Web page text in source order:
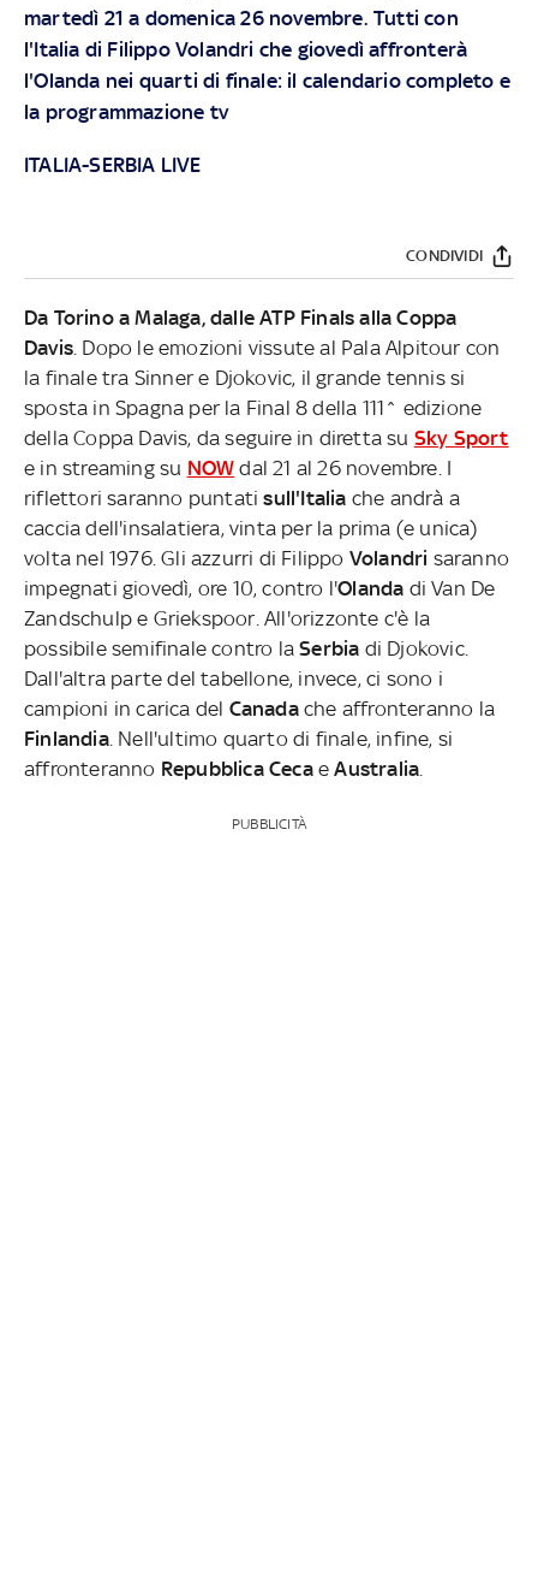
martedì 21 a domenica 26 novembre. Tutti con
l'Italia di Filippo Volandri che giovedì affronterà
l'Olanda nei quarti di finale: il calendario completo e
la programmazione tv
ITALIA-SERBIA LIVE
CONDIVIDI
Da Torino a Malaga, dalle ATP Finals alla Coppa
Davis . Dopo le emozioni vissute al Pala Alpitour con
la finale tra Sinner e Djokovic, il grande tennis si
sposta in Spagna per la Final 8 della 111^ edizione
della Coppa Davis, da seguire in diretta su Sky Sport
e in streaming su NOW dal 21 al 26 novembre. I
riflettori saranno puntati sull'Italia che andrà a
caccia dell'insalatiera, vinta per la prima (e unica)
volta nel 1976. Gli azzurri di Filippo Volandri saranno
impegnati giovedì, ore 10, contro l'Olanda di Van De
Zandschulp e Griekspoor. All'orizzonte c'è la
possibile semifinale contro laSerbia di Djokovic.
Dall'altra parte del tabellone, invece, ci sono i
campioni in carica del Canadache affronteranno la
Finlandia. Nell'ultimo quarto di finale, infine, si
affronteranno Repubblica CecaeAustralia
PUBBLICITÀ